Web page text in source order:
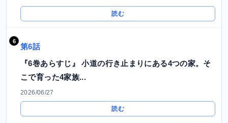
読む
第6話
『6巻あらすじ』 小道の行き止まりにある4つの家。そ
こで育った4家族...
2026/06/27
読む